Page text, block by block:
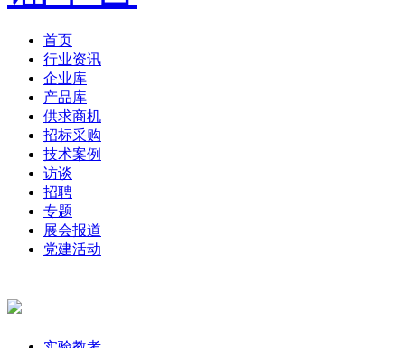
首页
行业资讯
企业库
产品库
供求商机
招标采购
技术案例
访谈
招聘
专题
展会报道
党建活动